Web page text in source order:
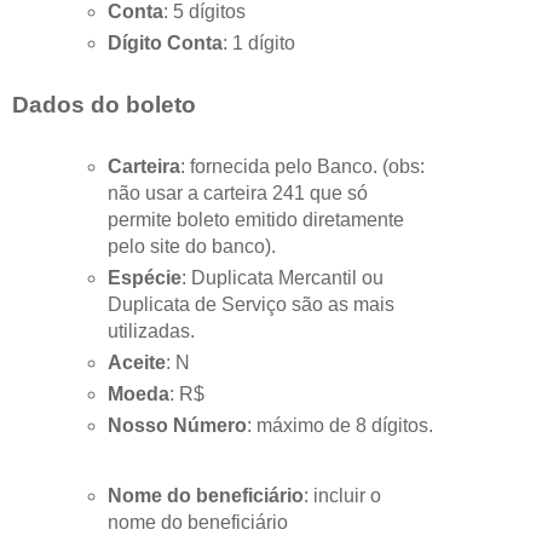
Conta: 5 dígitos
Dígito Conta: 1 dígito
Dados do boleto
Carteira: fornecida pelo Banco. (obs:
não usar a carteira 241 que só
permite boleto emitido diretamente
pelo site do banco).
Espécie: Duplicata Mercantil ou
Duplicata de Serviço são as mais
utilizadas.
Aceite: N
Moeda: R$
Nosso Número: máximo de 8 dígitos.
Nome do beneficiário: incluir o
nome do beneficiário